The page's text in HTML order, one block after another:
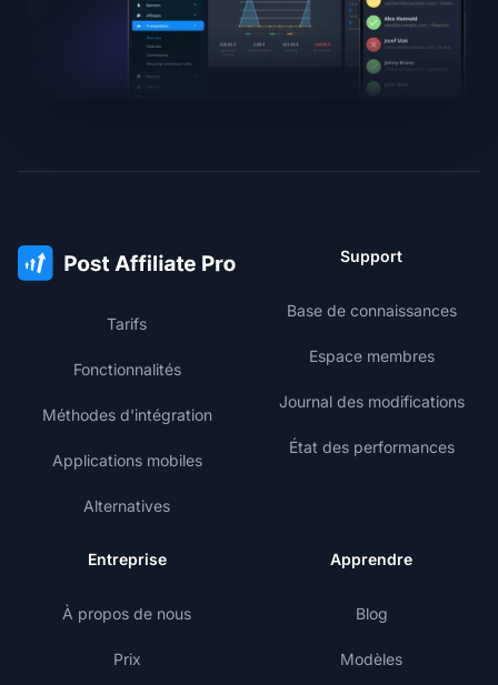
Tarifs
Fonctionnalités
Méthodes d'intégration
Applications mobiles
Alternatives
Support
Base de connaissances
Espace membres
Journal des modifications
État des performances
Entreprise
À propos de nous
Prix
Apprendre
Blog
Modèles